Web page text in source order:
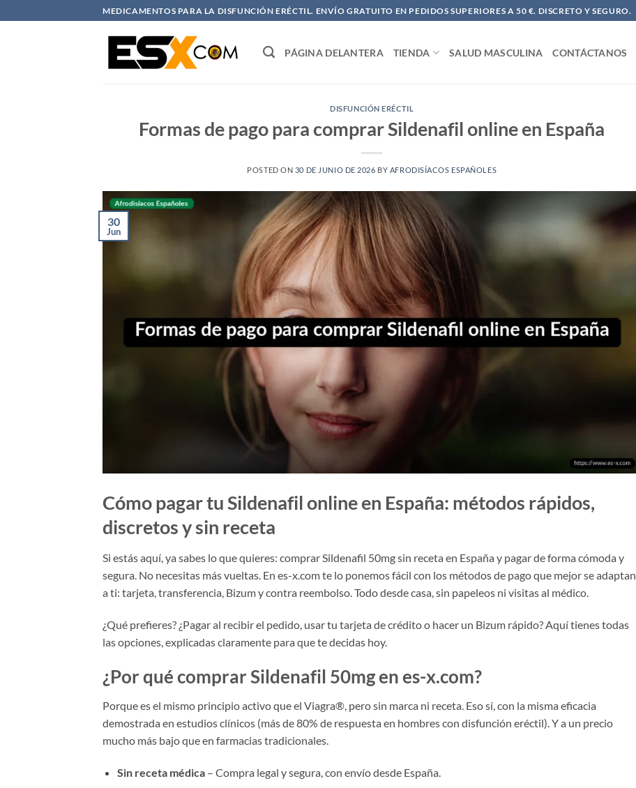
al
MEDICAMENTOS PARA LA DISFUNCIÓN ERÉCTIL. ENVÍO GRATUITO EN PEDIDOS SUPERIORES A 50 €. DISCRETO Y SEGURO.
PÁGINA DELANTERA TIENDA SALUD MASCULINA CONTÁCTANOS
DISFUNCIÓN ERÉCTIL
Formas de pago para comprar Sildenafil online en España
POSTED ON 30 DE JUNIO DE 2026 BY AFRODISÍACOS ESPAÑOLES
30
Jun
Cómo pagar tu Sildenafil online en España: métodos rápidos,
discretos y sin receta
Si estás aquí, ya sabes lo que quieres: comprar Sildenafil 50mg sin receta en España y pagar de forma cómoda y
segura. No necesitas más vueltas. En es-x.com te lo ponemos fácil con los métodos de pago que mejor se adaptan
a ti: tarjeta, transferencia, Bizum y contra reembolso. Todo desde casa, sin papeleos ni visitas al médico.
¿Qué prefieres? ¿Pagar al recibir el pedido, usar tu tarjeta de crédito o hacer un Bizum rápido? Aquí tienes todas
las opciones, explicadas claramente para que te decidas hoy.
¿Por qué comprar Sildenafil 50mg en es-x.com?
Porque es el mismo principio activo que el Viagra®, pero sin marca ni receta. Eso sí, con la misma eficacia
demostrada en estudios clínicos (más de 80% de respuesta en hombres con disfunción eréctil). Y a un precio
mucho más bajo que en farmacias tradicionales.
Sin receta médica– Compra legal y segura, con envío desde España.